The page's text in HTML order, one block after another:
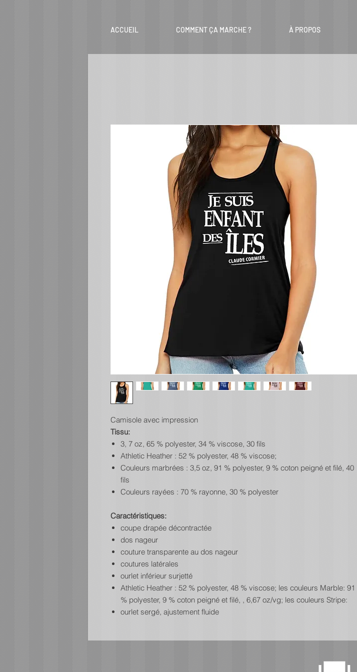
ACCUEIL COMMENT ÇA MARCHE ? À PROPOS
Camisole avec impression
Tissu:
3, 7 oz, 65 % polyester, 34 % viscose, 30 fils
Athletic Heather : 52 % polyester, 48 % viscose;
Couleurs marbrées : 3,5 oz, 91 % polyester, 9 % coton peigné et filé, 40
fils
Couleurs rayées : 70 % rayonne, 30 % polyester
Caractéristiques:
coupe drapée décontractée
dos nageur
couture transparente au dos nageur
coutures latérales
ourlet inférieur surjetté
Athletic Heather : 52 % polyester, 48 % viscose; les couleurs Marble: 91
% polyester, 9 % coton peigné et filé, , 6,67 oz/vg; les couleurs Stripe:
ourlet sergé, ajustement fluide